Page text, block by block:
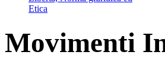
Etica
Movimenti